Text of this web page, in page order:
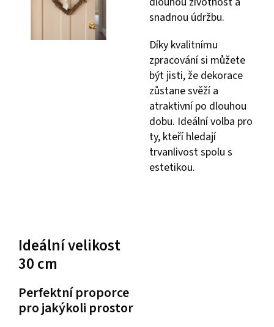
snadnou údržbu.
Díky kvalitnímu
zpracování si můžete
být jisti, že dekorace
zůstane svěží a
atraktivní po dlouhou
dobu. Ideální volba pro
ty, kteří hledají
trvanlivost spolu s
estetikou.
Ideální velikost
30 cm
Perfektní proporce
pro jakýkoli prostor